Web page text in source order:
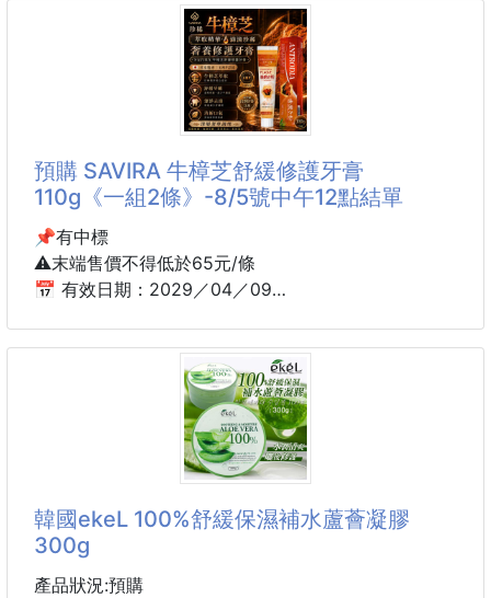
精華 舒緩修護面膜👈
→積雪草提取物－舒緩敏感肌膚
→積雪草苷－油水平衡、呵護肌膚屏障
遠紅外線，天然礦石的完美組合
指壓球壓下去時可放鬆頸部和肩部的僵硬
它也可以在洗澡時使用，睡前使用~
商品尺寸：約 18.3 x 8 x 寬 7.9 cm
預購 SAVIRA 牛樟芝舒緩修護牙膏
110g《一組2條》-8/5號中午12點結單
📌有中標
⚠️末端售價不得低於65元/條
📅 有效日期：2029／04／09
✨ SAVIRA 牛樟芝舒緩修護牙膏 ✨
溫和潔淨 × 舒緩修護 × 清新呵護
每天刷牙，給口腔更細緻的照顧 🦷🌿
**SAVIRA 牛樟芝舒緩修護牙膏（無氟）**結合牛樟芝
植萃概念與溫和潔淨配方，幫助清潔牙齒同時維持口腔
舒適感，減少刺激，讓刷牙變得更輕鬆安心✨
韓國ekeL 100%舒緩保濕補水蘆薈凝膠
300g
產品狀況:預購